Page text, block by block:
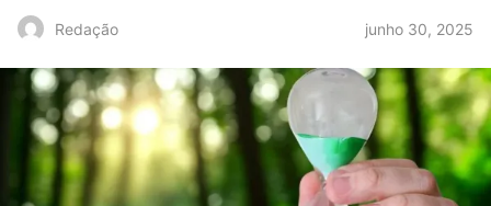
Redação junho 30, 2025